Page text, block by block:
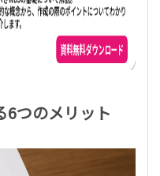
6つのメリット